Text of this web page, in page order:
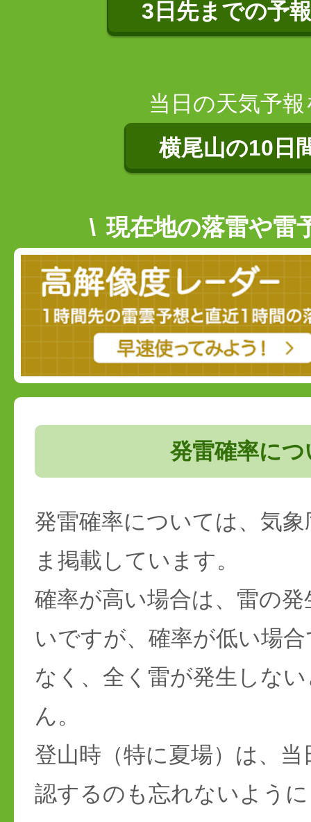
3日先までの予
当日の天気予
横尾山の10日
現在地の落雷や雷
発雷確率につ
発雷確率については、気
ま掲載しています。
確率が高い場合は、雷の
いですが、確率が低い場
なく、全く雷が発生しな
ん。
登山時（特に夏場）は、
認するのも忘れないよう